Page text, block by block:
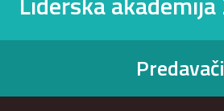
Predavači